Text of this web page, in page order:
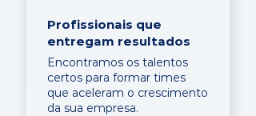
Profissionais que
entregam resultados
Encontramos os talentos
certos para formar times
que aceleram o crescimento
da sua empresa.